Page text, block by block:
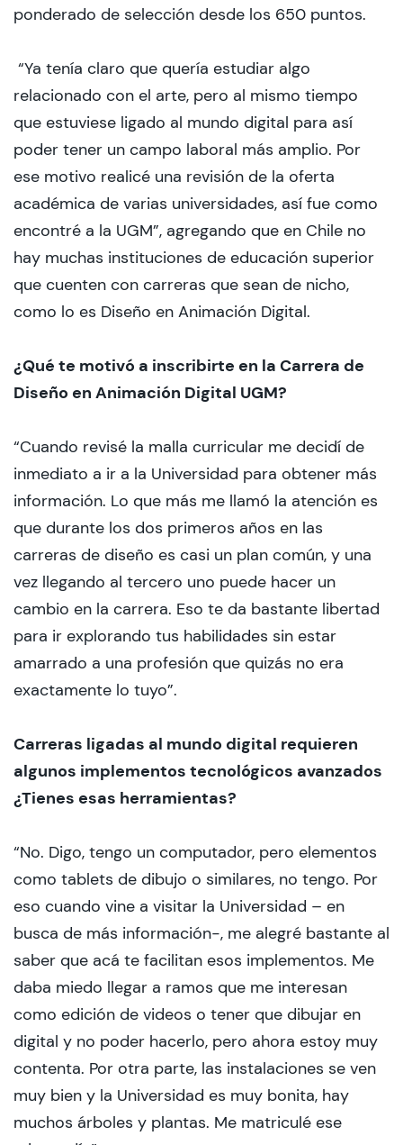
ponderado de selección desde los 650 puntos.
“Ya tenía claro que quería estudiar algo
relacionado con el arte, pero al mismo tiempo
que estuviese ligado al mundo digital para así
poder tener un campo laboral más amplio. Por
ese motivo realicé una revisión de la oferta
académica de varias universidades, así fue como
encontré a la UGM”, agregando que en Chile no
hay muchas instituciones de educación superior
que cuenten con carreras que sean de nicho,
como lo es Diseño en Animación Digital.
¿Qué te motivó a inscribirte en la Carrera de
Diseño en Animación Digital UGM?
“Cuando revisé la malla curricular me decidí de
inmediato a ir a la Universidad para obtener más
información. Lo que más me llamó la atención es
que durante los dos primeros años en las
carreras de diseño es casi un plan común, y una
vez llegando al tercero uno puede hacer un
cambio en la carrera. Eso te da bastante libertad
para ir explorando tus habilidades sin estar
amarrado a una profesión que quizás no era
exactamente lo tuyo”.
Carreras ligadas al mundo digital requieren
algunos implementos tecnológicos avanzados
¿Tienes esas herramientas?
“No. Digo, tengo un computador, pero elementos
como tablets de dibujo o similares, no tengo. Por
eso cuando vine a visitar la Universidad – en
busca de más información-, me alegré bastante al
saber que acá te facilitan esos implementos. Me
daba miedo llegar a ramos que me interesan
como edición de videos o tener que dibujar en
digital y no poder hacerlo, pero ahora estoy muy
contenta. Por otra parte, las instalaciones se ven
muy bien y la Universidad es muy bonita, hay
muchos árboles y plantas. Me matriculé ese